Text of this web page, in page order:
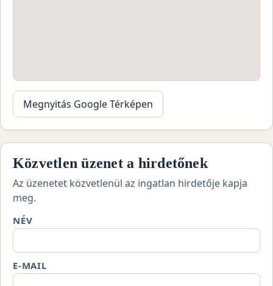
Megnyitás Google Térképen
Közvetlen üzenet a hirdetőnek
Az üzenetet közvetlenül az ingatlan hirdetője kapja
meg.
NÉV
E-MAIL